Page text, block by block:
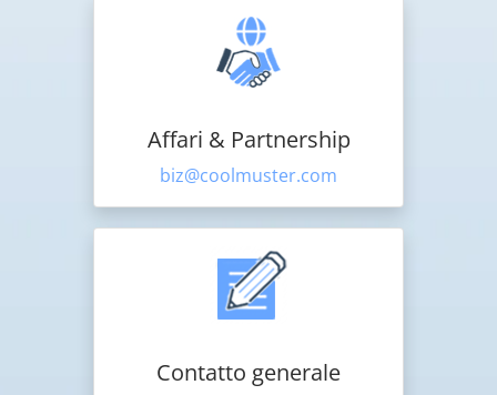
Affari & Partnership
biz@coolmuster.com
Contatto generale